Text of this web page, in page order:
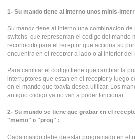
1- Su mando tiene al interno unos minis-
Su mando tiene al interno una combinación
switchs que representan el codigo del mando
reconocido para el receptor que acciona su
encuentra en el receptor a lado o al interior del
Para cambiar el codigo tiene que cambiar la
interruptores que estan en el receptor y luego
en el mando que toavia desea utilizar. Los
antiguo codigo ya no van a poder foncionar.
2- Su mando se tiene que grabar en el
"memo" o "prog" :
Cada mando debe de estar programado en el